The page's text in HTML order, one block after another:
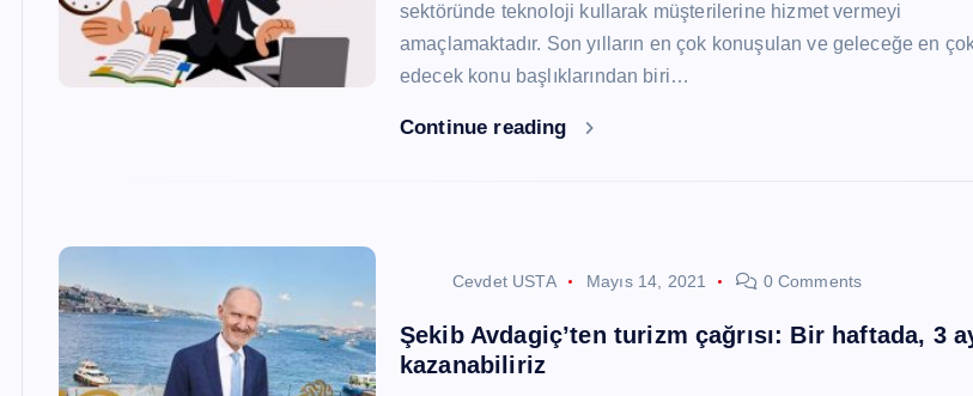
sektöründe teknoloji kullarak müşterilerine hizmet vermeyi
amaçlamaktadır. Son yılların en çok konuşulan ve geleceğe en
edecek konu başlıklarından biri…
Continue reading
Cevdet USTA Mayıs 14, 2021 0 Comments
Şekib Avdagiç’ten turizm çağrısı: Bir haftada, 3
kazanabiliriz